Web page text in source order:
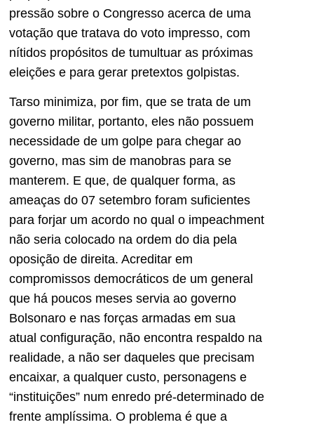
pressão sobre o Congresso acerca de uma
votação que tratava do voto impresso, com
nítidos propósitos de tumultuar as próximas
eleições e para gerar pretextos golpistas.
Tarso minimiza, por fim, que se trata de um
governo militar, portanto, eles não possuem
necessidade de um golpe para chegar ao
governo, mas sim de manobras para se
manterem. E que, de qualquer forma, as
ameaças do 07 setembro foram suficientes
para forjar um acordo no qual o impeachment
não seria colocado na ordem do dia pela
oposição de direita. Acreditar em
compromissos democráticos de um general
que há poucos meses servia ao governo
Bolsonaro e nas forças armadas em sua
atual configuração, não encontra respaldo na
realidade, a não ser daqueles que precisam
encaixar, a qualquer custo, personagens e
“instituições” num enredo pré-determinado de
frente amplíssima. O problema é que a